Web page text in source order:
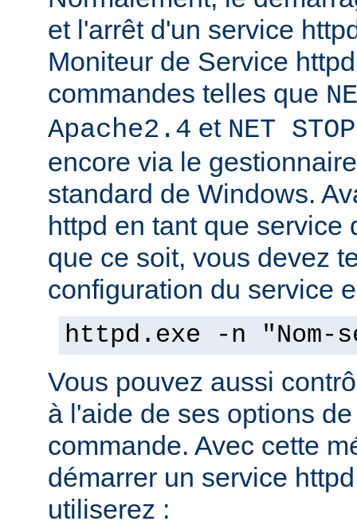
et l'arrêt d'un service
Moniteur de Service
commandes telles que
Apache2.4 et NET
encore via le
standard de Windows.
httpd en tant que service
que ce soit, vous devez
configuration du service
httpd.exe -n
Vous pouvez aussi
à l'aide de ses options
commande. Avec cette
démarrer un service
utiliserez :